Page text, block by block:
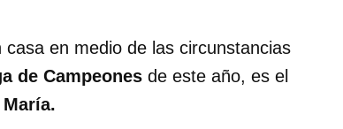
en medio de las circunstancias
de Campeones de este año, es el